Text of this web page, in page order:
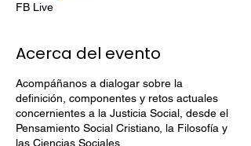
FB Live
Acerca del evento
Acompáñanos a dialogar sobre la
definición, componentes y retos actuales
concernientes a la Justicia Social, desde el
Pensamiento Social Cristiano, la Filosofía y
las Ciencias Sociales.